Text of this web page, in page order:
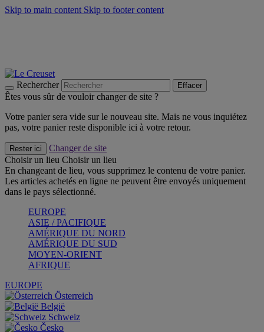
Skip to main content Skip to footer content
Rechercher Effacer
Êtes vous sûr de vouloir changer de site ?
Votre panier sera vide sur le nouveau site. Mais ne vous inquiétez
pas, votre panier reste disponible ici à votre retour.
Rester ici
Changer de site
Choisir un lieu Choisir un lieu
En changeant de lieu, vous supprimez le contenu de votre panier.
Les articles achetés en ligne ne peuvent être envoyés uniquement
dans le pays sélectionné.
EUROPE
ASIE / PACIFIQUE
AMÉRIQUE DU NORD
AMÉRIQUE DU SUD
MOYEN-ORIENT
AFRIQUE
EUROPE
Österreich
België
Schweiz
Česko